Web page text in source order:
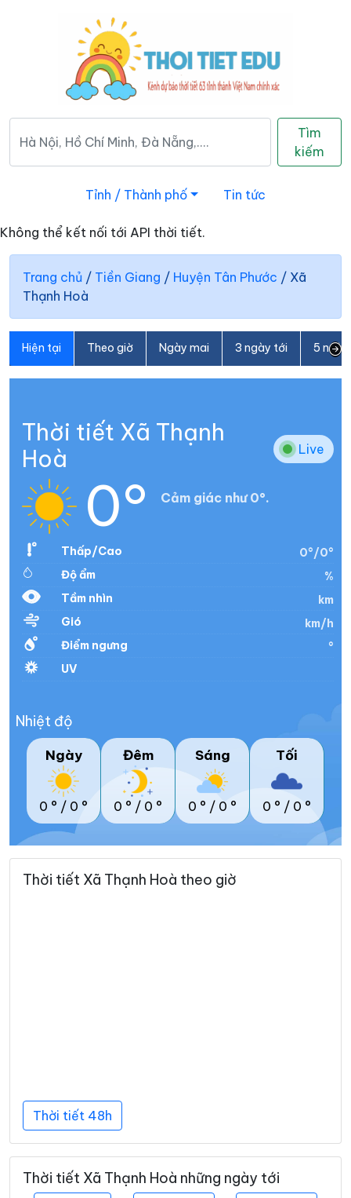
Tìm
kiếm
Tỉnh / Thành phố Tin tức
Không thể kết nối tới API thời tiết.
Trang chủ / Tiền Giang / Huyện Tân Phước / Xã
Thạnh Hoà
Hiện tại Theo giờ Ngày mai 3 ngày tới 5
Thời tiết Xã Thạnh
Hoà
Live
0° Cảm giác như 0°.
Thấp/Cao
0°/0°
Độ ẩm
%
Tầm nhìn
km
Gió
km/h
Điểm ngưng
°
UV
Nhiệt độ
Ngày
0 ° / 0 °
Đêm
0 ° / 0 °
Sáng
0 ° / 0 °
Tối
0 ° / 0 °
Thời tiết Xã Thạnh Hoà theo giờ
Thời tiết 48h
Thời tiết Xã Thạnh Hoà những ngày tới